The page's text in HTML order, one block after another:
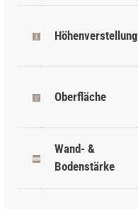
Höhenverstellung
Oberfläche
Wand- &
Bodenstärke